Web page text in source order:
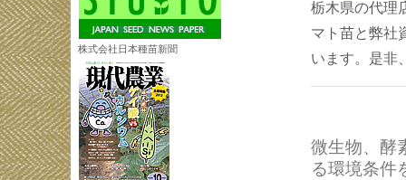
栃木県の代
マト苗と弊社
います。是非
微生物、酵
る環境条件
株式会社日本種苗新聞